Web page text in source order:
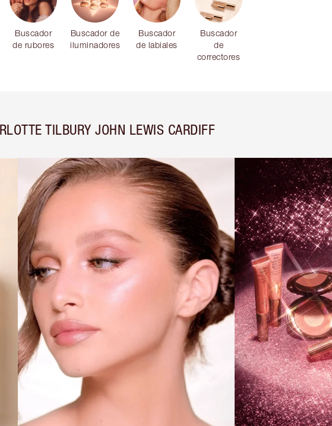
Buscador
de rubores
Buscador de
iluminadores
Buscador
de labiales
Buscador
de
correctores
TILBURY JOHN LEWIS CARDIFF